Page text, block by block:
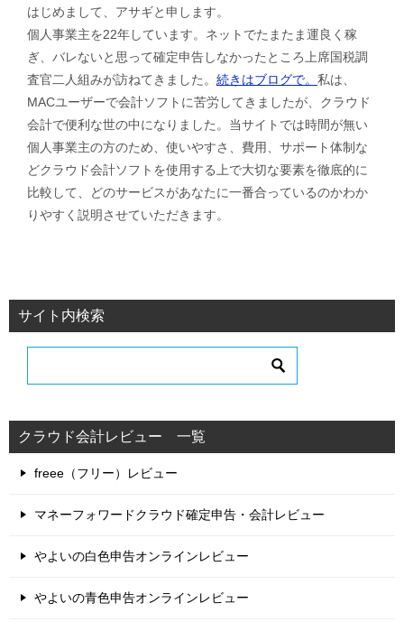
はじめまして、アサギと申します。
個人事業主を22年しています。ネットでたまたま運良く稼
ぎ、バレないと思って確定申告しなかったところ上席国税調
査官二人組みが訪ねてきました。 続きはブログで。 私は、
MACユーザーで会計ソフトに苦労してきましたが、クラウド
会計で便利な世の中になりました。当サイトでは時間が無い
個人事業主の方のため、使いやすさ、費用、サポート体制な
どクラウド会計ソフトを使用する上で大切な要素を徹底的に
比較して、どのサービスがあなたに一番合っているのかわか
りやすく説明させていただきます。
サイト内検索
クラウド会計レビュー 一覧
freee（フリー）レビュー
マネーフォワードクラウド確定申告・会計レビュー
やよいの白色申告オンラインレビュー
やよいの青色申告オンラインレビュー